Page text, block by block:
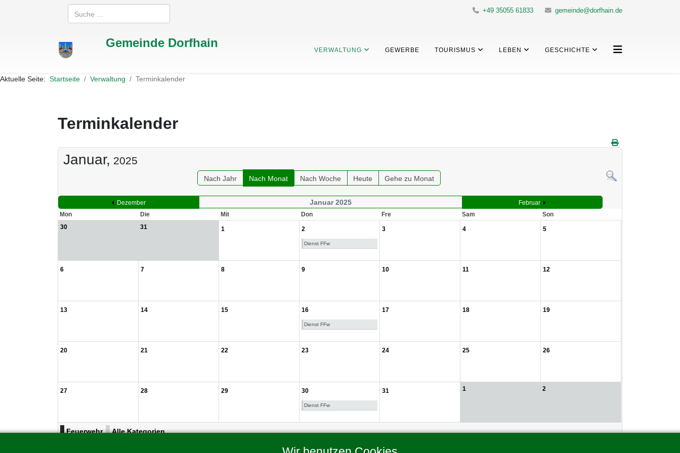
Suchen +49 35055 61833 gemeinde@dorfhain.de
Gemeinde Dorfhain VERWALTUNG GEWERBE TOURISMUS LEBEN GESCHICHTE
Aktuelle Seite: Startseite Verwaltung Terminkalender
Terminkalender
Januar, 2025
Nach Jahr Nach Monat Nach Woche Heute Gehe zu Monat
Dezember Januar 2025
Februar
Mon
Die Mit Don Fre Sam
Son
30
31 1 2
Dienst FFw
3 4 5
6 7 8 9 10 11 12
13 14 15 16
Dienst FFw
17 18 19
20 21 22 23 24 25 26
27 28 29 30
Dienst FFw
31 1 2
Feuerwehr Alle Kategorien ...